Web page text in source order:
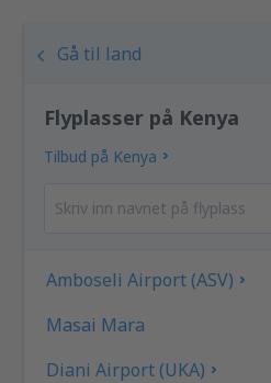
Gå til land
Flyplasser på Kenya
Tilbud på Kenya
Amboseli Airport (ASV)
Masai Mara
Diani Airport (UKA)